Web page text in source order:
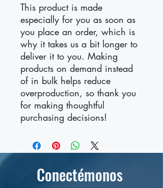
This product is made
especially for you as soon as
you place an order, which is
why it takes us a bit longer to
deliver it to you. Making
products on demand instead
of in bulk helps reduce
overproduction, so thank you
for making thoughtful
purchasing decisions!
Conectémonos